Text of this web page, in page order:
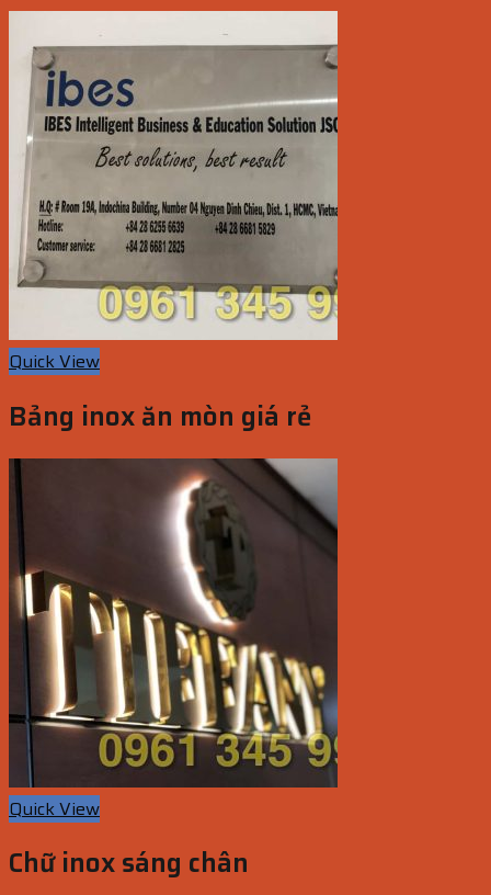
Quick View
Bảng inox ăn mòn giá rẻ
Quick View
Chữ inox sáng chân